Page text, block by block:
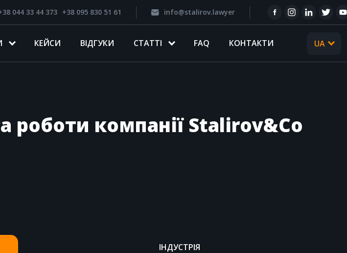
044 33 44 373 +38 095 830 51 61 info@stalirov.lawyer
КЕЙСИ ВІДГУКИ CТАТТІ FAQ КОНТАКТИ UA
RU
роботи компанії Stalirov&Co
ІНДУСТРІЯ